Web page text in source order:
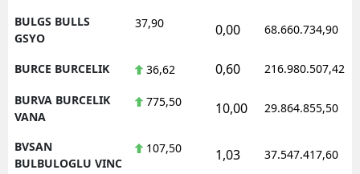
BULGS BULLS
GSYO
37,90 0,00 68.660.734,90
BURCE BURCELIK 36,62 0,60 216.980.507,42
BURVA BURCELIK
VANA
775,50 10,00 29.864.855,50
BVSAN
BULBULOGLU VINC
107,50 1,03 37.547.417,60